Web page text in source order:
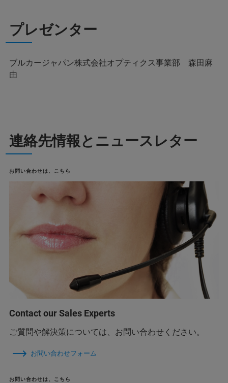
プレゼンター
ブルカージャパン株式会社オプティクス事業部 森田麻
由
連絡先情報とニュースレター
お問い合わせは、こちら
Contact our Sales Experts
ご質問や解決策については、お問い合わせください。
お問い合わせフォーム
お問い合わせは、こちら